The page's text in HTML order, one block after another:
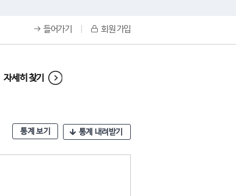
들어가기 회원 가입
자세히 찾기
통계 보기 통계 내려받기